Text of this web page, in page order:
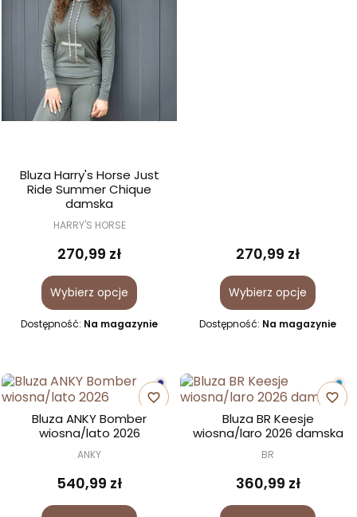
Bluza Harry's Horse Just
Ride Summer Chique
damska
HARRY'S HORSE
270,99 zł
Wybierz opcje
Dostępność: Na magazynie
270,99 zł
Wybierz opcje
Dostępność: Na magazynie
favorite_border
Bluza ANKY Bomber
wiosna/lato 2026
ANKY
540,99 zł
favorite_border
Bluza BR Keesje
wiosna/laro 2026 damska
BR
360,99 zł